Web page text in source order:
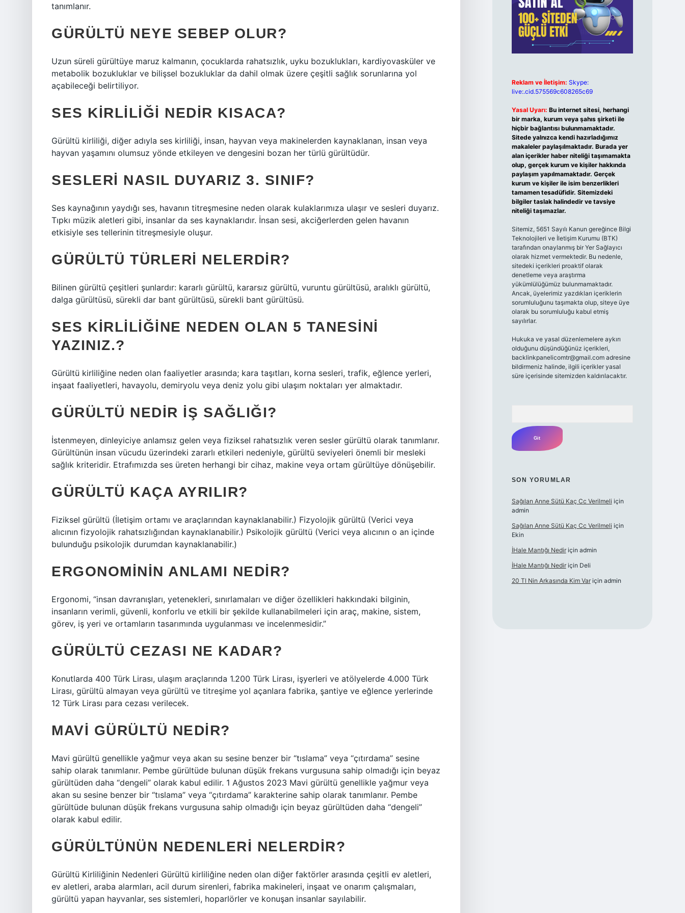
tanımlanır.
GÜRÜLTÜ NEYE SEBEP OLUR?
Uzun süreli gürültüye maruz kalmanın, çocuklarda rahatsızlık, uyku bozuklukları, kardiyovasküler ve
metabolik bozukluklar ve bilişsel bozukluklar da dahil olmak üzere çeşitli sağlık sorunlarına yol
açabileceği belirtiliyor.
SES KIRLILIĞI NEDIR KISACA?
Gürültü kirliliği, diğer adıyla ses kirliliği, insan, hayvan veya makinelerden kaynaklanan, insan veya
hayvan yaşamını olumsuz yönde etkileyen ve dengesini bozan her türlü gürültüdür.
SESLERI NASIL DUYARIZ 3. SINIF?
Ses kaynağının yaydığı ses, havanın titreşmesine neden olarak kulaklarımıza ulaşır ve sesleri duyarız.
Tıpkı müzik aletleri gibi, insanlar da ses kaynaklarıdır. İnsan sesi, akciğerlerden gelen havanın
etkisiyle ses tellerinin titreşmesiyle oluşur.
GÜRÜLTÜ TÜRLERI NELERDIR?
Bilinen gürültü çeşitleri şunlardır: kararlı gürültü, kararsız gürültü, vuruntu gürültüsü, aralıklı gürültü,
dalga gürültüsü, sürekli dar bant gürültüsü, sürekli bant gürültüsü.
SES KIRLILIĞINE NEDEN OLAN 5 TANESINI
YAZINIZ.?
Gürültü kirliliğine neden olan faaliyetler arasında; kara taşıtları, korna sesleri, trafik, eğlence yerleri,
inşaat faaliyetleri, havayolu, demiryolu veya deniz yolu gibi ulaşım noktaları yer almaktadır.
GÜRÜLTÜ NEDIR IŞ SAĞLIĞI?
İstenmeyen, dinleyiciye anlamsız gelen veya fiziksel rahatsızlık veren sesler gürültü olarak tanımlanır.
Gürültünün insan vücudu üzerindeki zararlı etkileri nedeniyle, gürültü seviyeleri önemli bir mesleki
sağlık kriteridir. Etrafımızda ses üreten herhangi bir cihaz, makine veya ortam gürültüye dönüşebilir.
GÜRÜLTÜ KAÇA AYRILIR?
Fiziksel gürültü (İletişim ortamı ve araçlarından kaynaklanabilir.) Fizyolojik gürültü (Verici veya
alıcının fizyolojik rahatsızlığından kaynaklanabilir.) Psikolojik gürültü (Verici veya alıcının o an içinde
bulunduğu psikolojik durumdan kaynaklanabilir.)
ERGONOMININ ANLAMI NEDIR?
Ergonomi, “insan davranışları, yetenekleri, sınırlamaları ve diğer özellikleri hakkındaki bilginin,
insanların verimli, güvenli, konforlu ve etkili bir şekilde kullanabilmeleri için araç, makine, sistem,
görev, iş yeri ve ortamların tasarımında uygulanması ve incelenmesidir.”
GÜRÜLTÜ CEZASI NE KADAR?
Konutlarda 400 Türk Lirası, ulaşım araçlarında 1.200 Türk Lirası, işyerleri ve atölyelerde 4.000 Türk
Lirası, gürültü almayan veya gürültü ve titreşime yol açanlara fabrika, şantiye ve eğlence yerlerinde
12 Türk Lirası para cezası verilecek.
MAVI GÜRÜLTÜ NEDIR?
Mavi gürültü genellikle yağmur veya akan su sesine benzer bir “tıslama” veya “çıtırdama” sesine
sahip olarak tanımlanır. Pembe gürültüde bulunan düşük frekans vurgusuna sahip olmadığı için beyaz
gürültüden daha “dengeli” olarak kabul edilir. 1 Ağustos 2023 Mavi gürültü genellikle yağmur veya
akan su sesine benzer bir “tıslama” veya “çıtırdama” karakterine sahip olarak tanımlanır. Pembe
gürültüde bulunan düşük frekans vurgusuna sahip olmadığı için beyaz gürültüden daha “dengeli”
olarak kabul edilir.
GÜRÜLTÜNÜN NEDENLERI NELERDIR?
Gürültü Kirliliğinin Nedenleri Gürültü kirliliğine neden olan diğer faktörler arasında çeşitli ev aletleri,
ev aletleri, araba alarmları, acil durum sirenleri, fabrika makineleri, inşaat ve onarım çalışmaları,
gürültü yapan hayvanlar, ses sistemleri, hoparlörler ve konuşan insanlar sayılabilir.
Reklam ve İletişim: Skype:
live:.cid.575569c608265c69
Yasal Uyarı: Bu internet sitesi, herhangi
bir marka, kurum veya şahıs şirketi ile
hiçbir bağlantısı bulunmamaktadır.
Sitede yalnızca kendi hazırladığımız
makaleler paylaşılmaktadır. Burada yer
alan içerikler haber niteliği taşımamakta
olup, gerçek kurum ve kişiler hakkında
paylaşım yapılmamaktadır. Gerçek
kurum ve kişiler ile isim benzerlikleri
tamamen tesadüfidir. Sitemizdeki
bilgiler taslak halindedir ve tavsiye
niteliği taşımazlar.
Sitemiz, 5651 Sayılı Kanun gereğince Bilgi
Teknolojileri ve İletişim Kurumu (BTK)
tarafından onaylanmış bir Yer Sağlayıcı
olarak hizmet vermektedir. Bu nedenle,
sitedeki içerikleri proaktif olarak
denetleme veya araştırma
yükümlülüğümüz bulunmamaktadır.
Ancak, üyelerimiz yazdıkları içeriklerin
sorumluluğunu taşımakta olup, siteye üye
olarak bu sorumluluğu kabul etmiş
sayılırlar.
Hukuka ve yasal düzenlemelere aykırı
olduğunu düşündüğünüz içerikleri,
backlinkpanelicomtr@gmail.comadresine
bildirmeniz halinde, ilgili içerikler yasal
süre içerisinde sitemizden kaldırılacaktır.
SON YORUMLAR
Sağılan Anne Sütü Kaç Cc Verilmeli için
admin
Sağılan Anne Sütü Kaç Cc Verilmeli için
Ekin
İHale Mantığı Nediriçin admin
İHale Mantığı Nediriçin Deli
20 Tl Nin Arkasında Kim Variçin admin